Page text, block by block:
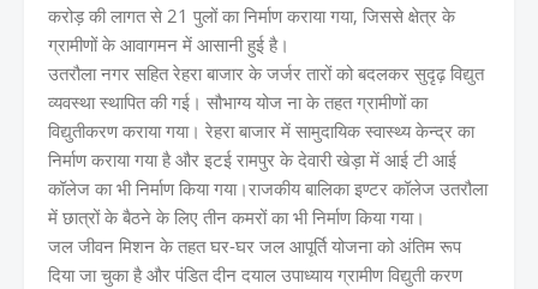
करोड़ की लागत से 21 पुलों का निर्माण कराया गया, जिससे क्षेत्र के
ग्रामीणों के आवागमन में आसानी हुई है।
उतरौला नगर सहित रेहरा बाजार के जर्जर तारों को बदलकर सुदृढ़ विद्युत
व्यवस्था स्थापित की गई। सौभाग्य योज ना के तहत ग्रामीणों का
विद्युतीकरण कराया गया। रेहरा बाजार में सामुदायिक स्वास्थ्य केन्द्र का
निर्माण कराया गया है और इटई रामपुर के देवारी खेड़ा में आई टी आई
कॉलेज का भी निर्माण किया गया।राजकीय बालिका इण्टर कॉलेज उतरौला
में छात्रों के बैठने के लिए तीन कमरों का भी निर्माण किया गया।
जल जीवन मिशन के तहत घर-घर जल आपूर्ति योजना को अंतिम रूप
दिया जा चुका है और पंडित दीन दयाल उपाध्याय ग्रामीण विद्युती करण